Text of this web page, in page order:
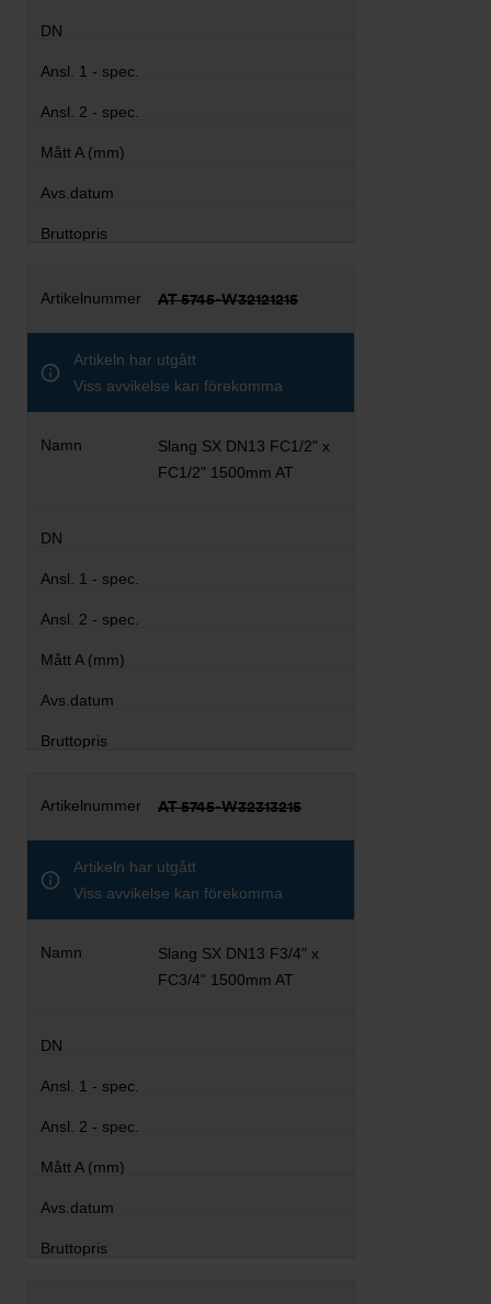
AT 5745-W32121215
Artikeln har utgått
Viss avvikelse kan förekomma
Slang SX DN13 FC1/2" x
FC1/2" 1500mm AT
AT 5745-W32313215
Artikeln har utgått
Viss avvikelse kan förekomma
Slang SX DN13 F3/4" x
FC3/4" 1500mm AT